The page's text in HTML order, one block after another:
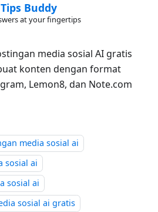
Buddy
at your fingertips
media sosial AI gratis
konten dengan format
Lemon8, dan Note.com
media sosial ai
sosial ai
sosial ai
sosial ai gratis